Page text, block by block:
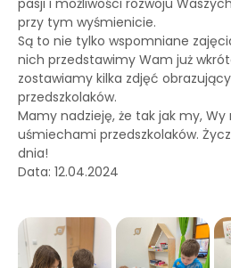
pasji i możliwości rozwoju
przy tym wyśmienicie.
Są to nie tylko wspomniane
nich przedstawimy Wam już
zostawiamy kilka zdjęć
przedszkolaków.
Mamy nadzieję, że tak jak my,
uśmiechami przedszkolaków.
dnia!
Data: 12.04.2024